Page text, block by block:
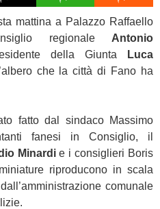
mattina a Palazzo Raffaello
regionale Antonio
della Giunta
Luca
che la città di Fano ha
fatto dal sindaco Massimo
fanesi in Consiglio, il
Minardie i consiglieri Boris
riproducono in scala
comunale